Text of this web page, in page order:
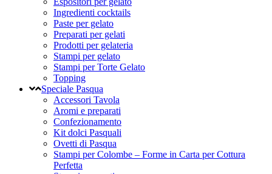
Ingredienti cocktails
Paste per gelato
Preparati per gelati
Prodotti per gelateria
Stampi per gelato
Stampi per Torte Gelato
Topping
Speciale Pasqua
Accessori Tavola
Aromi e preparati
Confezionamento
Kit dolci Pasquali
Ovetti di Pasqua
Stampi per Colombe – Forme in Carta per Cottura
Perfetta